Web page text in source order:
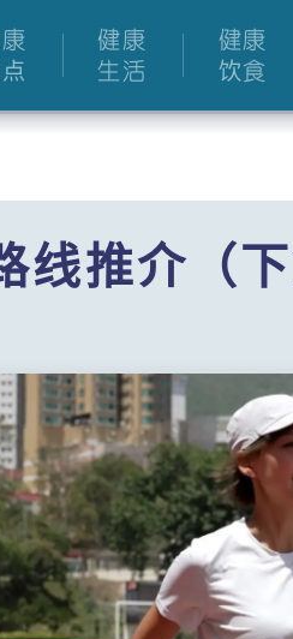
健康
生活
健康
饮食
线推介（